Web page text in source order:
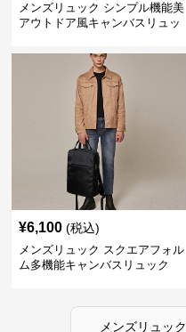
メンズリュック シンプル機能美
アウトドア風キャンバスリュッ
¥6,100 (税込)
メンズリュック スクエアフォル
ム多機能キャンバスリュック
メンズリュック